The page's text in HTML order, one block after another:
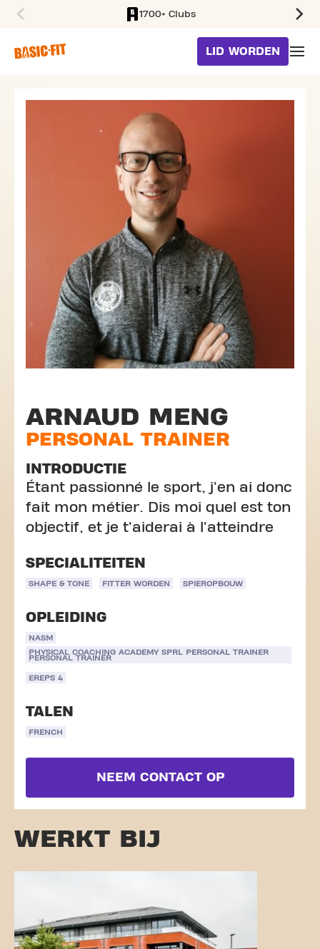
1700+ Clubs
LID WORDEN
ARNAUD MENG
PERSONAL TRAINER
INTRODUCTIE
Étant passionné le sport, j'en ai donc
fait mon métier. Dis moi quel est ton
objectif, et je t'aiderai à l'atteindre
SPECIALITEITEN
SHAPE & TONE FITTER WORDEN SPIEROPBOUW
OPLEIDING
NASM
PHYSICAL COACHING ACADEMY SPRL PERSONAL TRAINER
PERSONAL TRAINER
EREPS 4
TALEN
FRENCH
NEEM CONTACT OP
WERKT BIJ